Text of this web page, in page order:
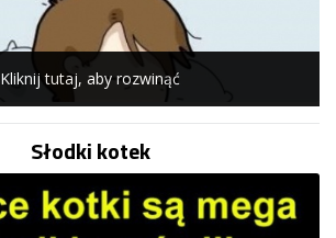
Kliknij tutaj, aby rozwinąć
Słodki kotek